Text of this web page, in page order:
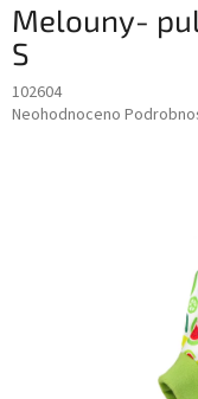
Melouny-
S
102604
Průměrné
Neohodnoceno